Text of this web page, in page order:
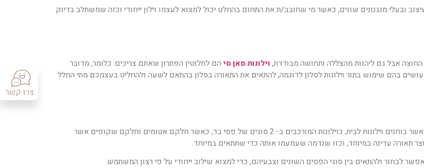
צרו קשר
עיצוב ובעלי מנגנונים שונים, כאשר מי שחובב/ת את התחום בהחלט יכול למצוא לעצמו וילון ייחודי וכזה שמשתלב בדיוק
אבל גם ליהנות מהצללה ותחושה מבודדת, וילונות סאן סי הם לחלוטין הפתרון שאתם צריכים. כלומר, מדובר
בהם שימוש בתור וילונות לסלון לדוגמה, להתאים את התאורה בסלון בהתאם לשעה ולהחליט בעצמכם מתי החלל
הם חידוש טכנולוגי מרענן במיוחד כאשר בוחנים וילונות לבית, כוילונות המורכבים ב- 2 סוגים של פסי בד, כאשר חלקם אטומים וחלקם שקופים אשר
תאורה עדינה במיוחד, וכזו שנדמה שעמעמו אותה כדי שתתאים במיוחד.
לבחור ולהתאים בין סוגי הפסים השונים וצבעיהם, כדי למצוא שילוב ייחודי על פי רצון המשתמש.